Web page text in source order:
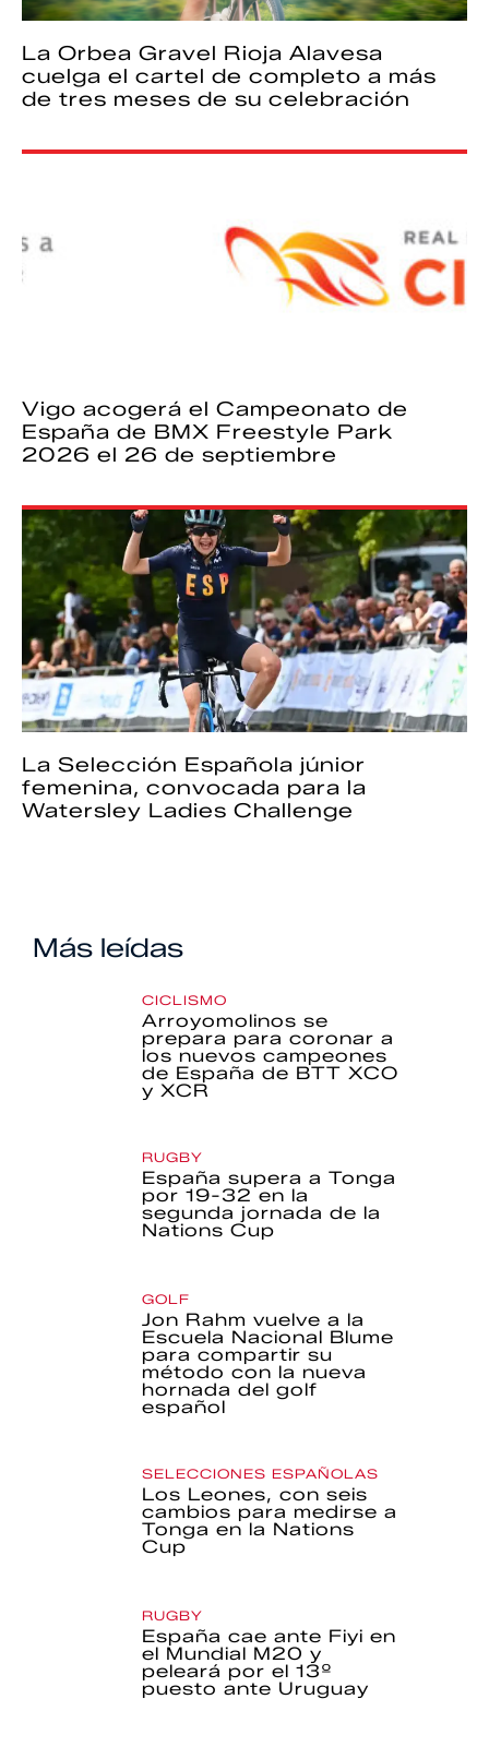
La Orbea Gravel Rioja Alavesa
cuelga el cartel de completo a más
de tres meses de su celebración
Vigo acogerá el Campeonato de
España de BMX Freestyle Park
2026 el 26 de septiembre
La Selección Española júnior
femenina, convocada para la
Watersley Ladies Challenge
Más leídas
CICLISMO
Arroyomolinos se
prepara para coronar a
los nuevos campeones
de España de BTT XCO
y XCR
RUGBY
España supera a Tonga
por 19-32 en la
segunda jornada de la
Nations Cup
GOLF
Jon Rahm vuelve a la
Escuela Nacional Blume
para compartir su
método con la nueva
hornada del golf
español
SELECCIONES ESPAÑOLAS
Los Leones, con seis
cambios para medirse a
Tonga en la Nations
Cup
RUGBY
España cae ante Fiyi en
el Mundial M20 y
peleará por el 13º
puesto ante Uruguay